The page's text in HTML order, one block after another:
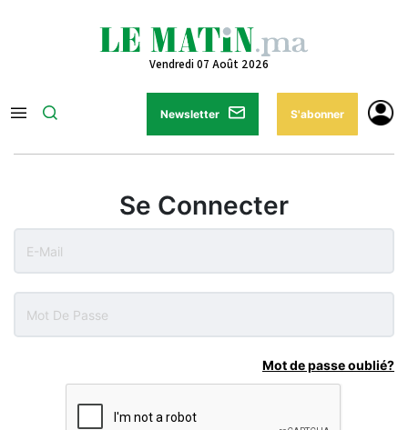
Vendredi 07 Août 2026
Newsletter S'abonner
Se Connecter
Mot de passe oublié?